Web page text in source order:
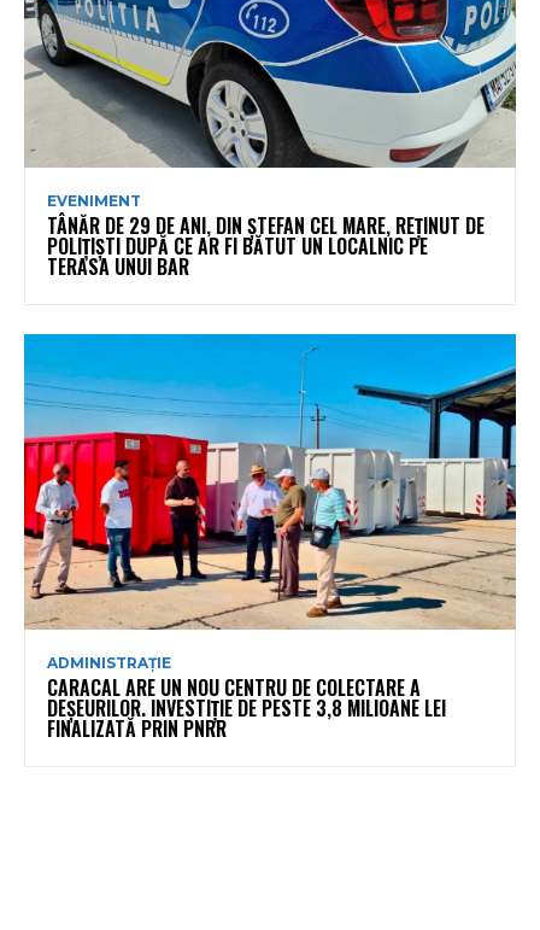
EVENIMENT
TÂNĂR DE 29 DE ANI, DIN ȘTEFAN CEL MARE, REȚINUT DE
POLIȚIȘTI DUPĂ CE AR FI BĂTUT UN LOCALNIC PE
TERASA UNUI BAR
ADMINISTRAȚIE
CARACAL ARE UN NOU CENTRU DE COLECTARE A
DEȘEURILOR. INVESTIȚIE DE PESTE 3,8 MILIOANE LEI
FINALIZATĂ PRIN PNRR